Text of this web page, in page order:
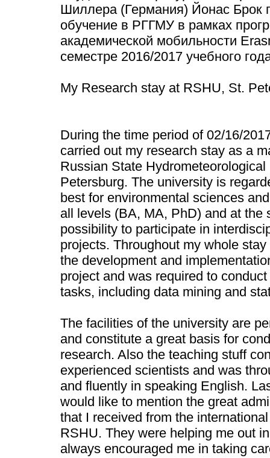
Шиллера (Германия) Йонас Брок
обучение в РГГМУ в рамках
академической мобильности
семестре 2016/2017 учебного
My Research stay at RSHU, St.
During the time period of 02/16/
carried out my research stay as a
Russian State
Petersburg. The university is
best for environmental sciences
all levels (BA, MA, PhD) and at the
possibility to participate in
projects. Throughout my whole
the development and
project and was required to
tasks, including data mining and
The facilities of the university are
and constitute a great basis for
research. Also the teaching stuff
experienced scientists and was
and fluently in speaking English.
would like to mention the great
that I received from the
RSHU. They were helping me out
always encouraged me in taking